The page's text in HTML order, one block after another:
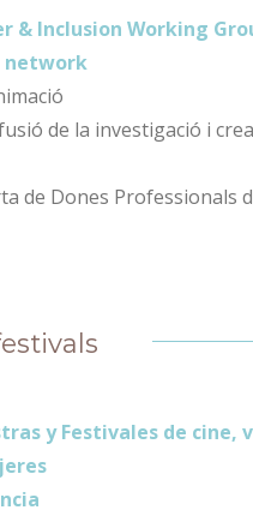
& Inclusion Working
network
de la investigació i
de Dones Professionals
y Festivales de cine,